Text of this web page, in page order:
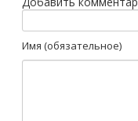
Имя (обязательное)